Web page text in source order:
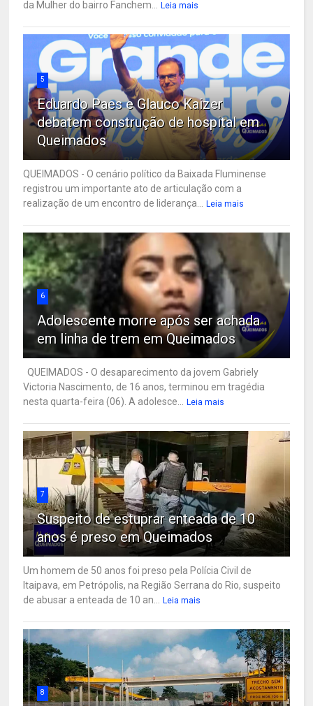
da Mulher do bairro Fanchem... Leia mais
5
Eduardo Paes e Glauco Kaizer
debatem construção de hospital em
Queimados
QUEIMADOS - O cenário político da Baixada Fluminense
registrou um importante ato de articulação com a
realização de um encontro de liderança...
Leia mais
6
Adolescente morre após ser achada
em linha de trem em Queimados
QUEIMADOS - O desaparecimento da jovem Gabriely
Victoria Nascimento, de 16 anos, terminou em tragédia
nesta quarta-feira (06). A adolesce...
Leia mais
7
Suspeito de estuprar enteada de 10
anos é preso em Queimados
Um homem de 50 anos foi preso pela Polícia Civil de
Itaipava, em Petrópolis, na Região Serrana do Rio, suspeito
de abusar a enteada de 10 an...
Leia mais
8